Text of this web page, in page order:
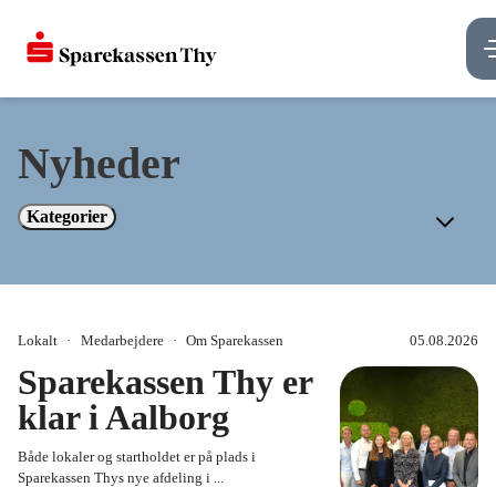
Nyheder
Kategorier
Lokalt Medarbejdere Om Sparekassen 05.08.2026
Sparekassen Thy er
klar i Aalborg
Både lokaler og startholdet er på plads i
Sparekassen Thys nye afdeling i ...